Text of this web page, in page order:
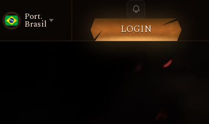
Port.
Brasil LOGIN